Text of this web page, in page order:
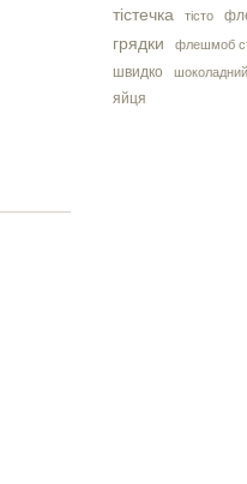
тістечка тісто
грядки
флешмоб
швидко
яйця